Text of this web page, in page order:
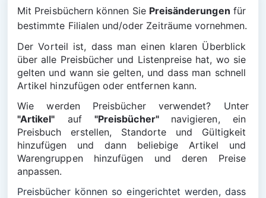
Mit Preisbüchern können Sie Preisänderungen für
bestimmte Filialen und/oder Zeiträume vornehmen.
Der Vorteil ist, dass man einen klaren Überblick
über alle Preisbücher und Listenpreise hat, wo sie
gelten und wann sie gelten, und dass man schnell
Artikel hinzufügen oder entfernen kann.
Wie werden Preisbücher verwendet? Unter
"Artikel" auf "Preisbücher" navigieren, ein
Preisbuch erstellen, Standorte und Gültigkeit
hinzufügen und dann beliebige Artikel und
Warengruppen hinzufügen und deren Preise
anpassen.
Preisbücher können so eingerichtet werden, dass